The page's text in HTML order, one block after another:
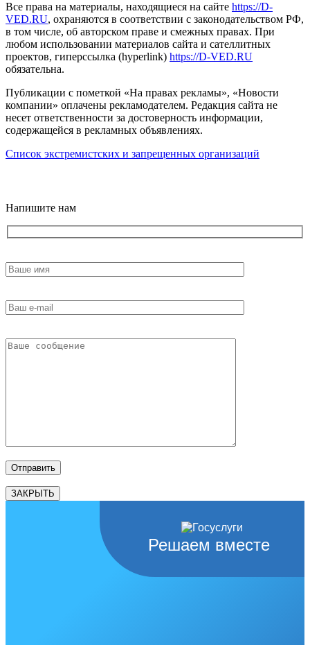
Все права на материалы, находящиеся на сайте https://D-
VED.RU, охраняются в соответствии с законодательством РФ,
в том числе, об авторском праве и смежных правах. При
любом использовании материалов сайта и сателлитных
проектов, гиперссылка (hyperlink) https://D-VED.RU
обязательна.
Публикации с пометкой «На правах рекламы», «Новости
компании» оплачены рекламодателем. Редакция сайта не
несет ответственности за достоверность информации,
содержащейся в рекламных объявлениях.
Список экстремистских и запрещенных организаций
Напишите нам
ЗАКРЫТЬ
Решаем вместе